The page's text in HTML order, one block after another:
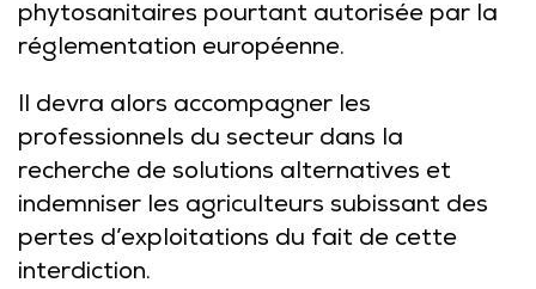
phytosanitaires pourtant autorisée par la
réglementation européenne.
Il devra alors accompagner les
professionnels du secteur dans la
recherche de solutions alternatives et
indemniser les agriculteurs subissant des
pertes d’exploitations du fait de cette
interdiction.